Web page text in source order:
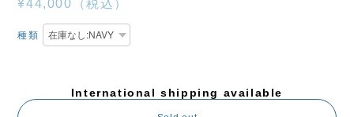
¥44,000（税込）
種類
International shipping available